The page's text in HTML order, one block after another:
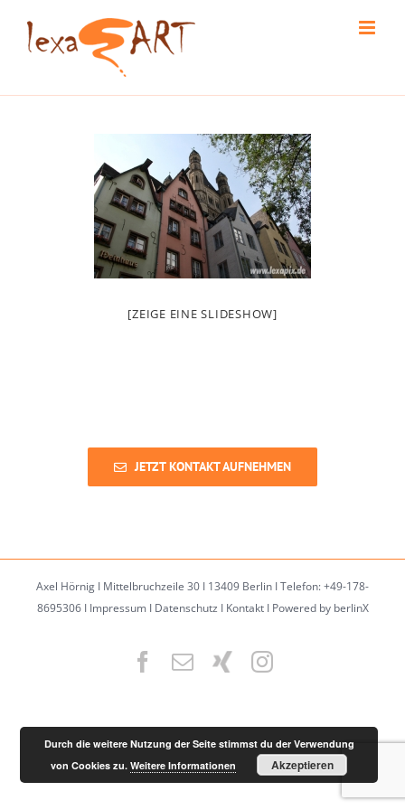
[ZEIGE EINE SLIDESHOW]
JETZT KONTAKT AUFNEHMEN
Axel Hörnig I Mittelbruchzeile 30 I 13409 Berlin I Telefon: +49-178-
8695306 I ImpressumI Datenschutz I KontaktI Powered by berlinX
Facebook
EmailXING Instagram
Durch die weitere Nutzung der Seite stimmst du der Verwendung
von Cookies zu.Weitere Informationen Akzeptieren